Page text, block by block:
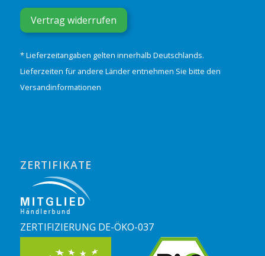
Vertrag widerrufen
* Lieferzeitangaben gelten innerhalb Deutschlands.
Lieferzeiten für andere Länder entnehmen Sie bitte den
Versandinformationen
ZERTIFIKATE
ZERTIFIZIERUNG DE-ÖKO-037